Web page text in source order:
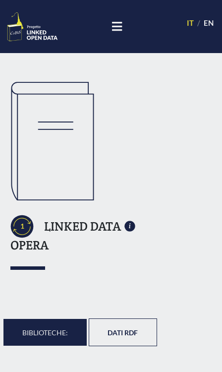
IT EN
1
LINKED DATA
OPERA
BIBLIOTECHE: DATI RDF